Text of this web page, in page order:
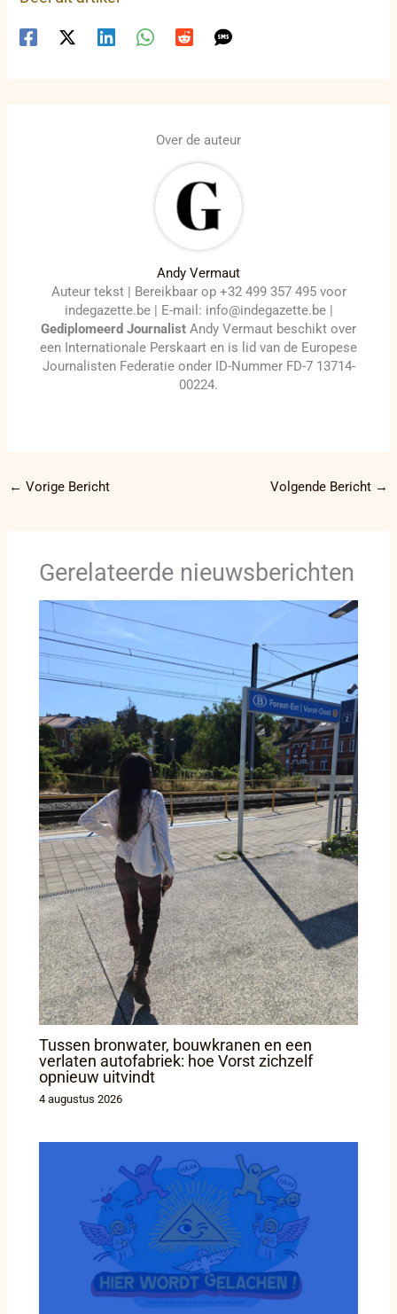
Over de auteur
Andy Vermaut
Auteur tekst | Bereikbaar op +32 499 357 495 voor
indegazette.be | E-mail: info@indegazette.be |
Gediplomeerd Journalist Andy Vermaut beschikt over
een Internationale Perskaart en is lid van de Europese
Journalisten Federatie onder ID-Nummer FD-7 13714-
00224.
← Vorige Bericht Volgende Bericht →
Gerelateerde nieuwsberichten
Tussen bronwater, bouwkranen en een
verlaten autofabriek: hoe Vorst zichzelf
opnieuw uitvindt
4 augustus 2026